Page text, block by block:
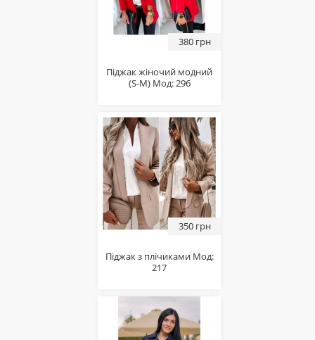
380 грн
Піджак жіночий модний
(S-M) Мод: 296
350 грн
Піджак з плічиками Мод:
217